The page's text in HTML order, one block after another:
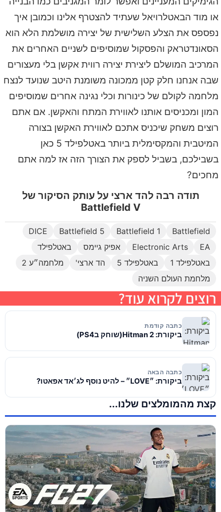
או מוד הבאטלרויאל שעתיד להצטרף אלינו וכמובן איך
נפספס את הצלע השלישית של יצירה מושלמת הלא הוא
הסאונדטראק והפסקול שמוסיפים לשניים האחרים את
המרכיב המושלם ליצירת יצירה רווית אקשן בלי מעצורים
שבה אנחנו חלק קטן ממכונה משומנת היטב שנועד לנצח
מלחמה לקולם של כינורות וכלי נגינה אחרים שמוסיפים
המון ומכניסים אותנו לאווירת המתח והאקשן. אם אתם
רוצים משחק שיכניס אתכם לאווירת האקשן בצורה
המיטבית והמקסימלית ביותר באטלפילד 5 כאן
בשבילכם, בשביל לספק את הצורך הזה אז למה אתם
מחכים?
תודה רבה להד ארצי על עותק הסיקור של
Battlefield V
Battlefield
Battlefield 1
Battlefield 5
DICE
EA
Electronic Arts אפיק גיימס
באטלפילד
באטלפילד 1
באטלפילד 5 הד ארצי'
מלחמה״ע 2
מלחמת העולם השניה
רוצים לקרוא עוד?
כתבה קודמת
ביקורת: Hitman 2(שוחק בPS4)
כתבה הבאה
ביקורת: ״LOVE״ – להיט נוסף לג׳אד אפאטו?
קצת מהמומלצים שלנו...